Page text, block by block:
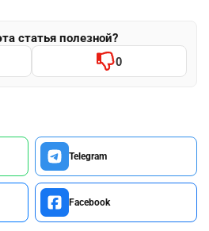
статья полезной?
0
Telegram
Facebook